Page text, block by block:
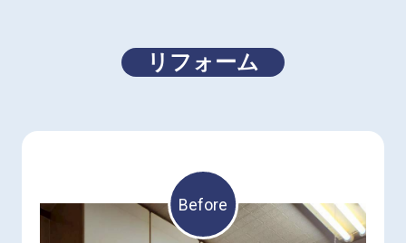
リフォーム
Before